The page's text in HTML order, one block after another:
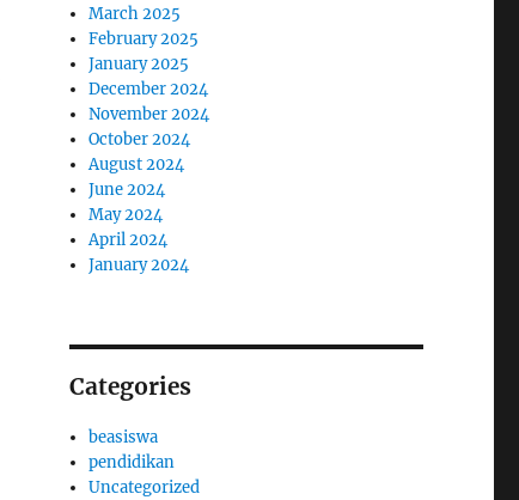
March 2025
February 2025
January 2025
December 2024
November 2024
October 2024
August 2024
June 2024
May 2024
April 2024
January 2024
Categories
beasiswa
pendidikan
Uncategorized